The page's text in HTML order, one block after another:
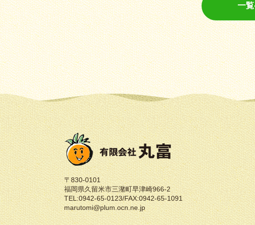
一
〒830-0101
福岡県久留米市三潴町早津崎966-2
TEL:0942-65-0123/FAX:0942-65-1091
marutomi@plum.ocn.ne.jp